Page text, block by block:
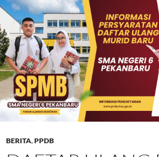
BERITA,PPDB